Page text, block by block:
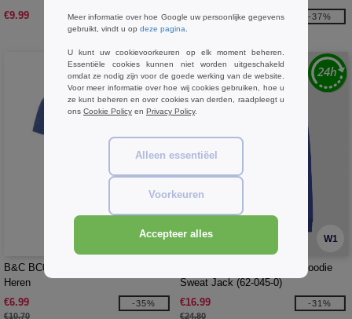
€9.99
€3.29
€5.20
-37%
W1
B&C BC055 - TM055 Tri-Blend
Heren
€6.99
€10.70
-35%
W1
Fruit of the Loom SC379 - Hoodie
Sweat Jack (62-045-0)
€16.99
€24.80
-31%
Meer informatie over hoe Google uw persoonlijke gegevens
gebruikt, vindt u op deze pagina
U kunt uw cookievoorkeuren op elk moment beheren.
Essentiële cookies kunnen niet worden uitgeschakeld
omdat ze nodig zijn voor de goede werking van de website.
Voor meer informatie over hoe wij cookies gebruiken, hoe u
ze kunt beheren en over cookies van derden, raadpleegt u
ons Cookie Policy en Privacy Policy.
Alleen essentiëel
Voorkeuren
Accepteer alles